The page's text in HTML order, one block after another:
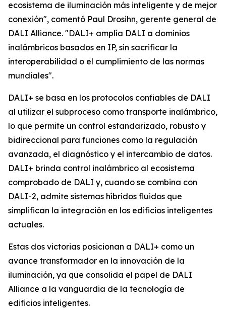
ecosistema de iluminación más inteligente y de mejor
conexión", comentó Paul Drosihn, gerente general de
DALI Alliance. "DALI+ amplía DALI a dominios
inalámbricos basados en IP, sin sacrificar la
interoperabilidad o el cumplimiento de las normas
mundiales".
DALI+ se basa en los protocolos confiables de DALI
al utilizar el subproceso como transporte inalámbrico,
lo que permite un control estandarizado, robusto y
bidireccional para funciones como la regulación
avanzada, el diagnóstico y el intercambio de datos.
DALI+ brinda control inalámbrico al ecosistema
comprobado de DALI y, cuando se combina con
DALI-2, admite sistemas híbridos fluidos que
simplifican la integración en los edificios inteligentes
actuales.
Estas dos victorias posicionan a DALI+ como un
avance transformador en la innovación de la
iluminación, ya que consolida el papel de DALI
Alliance a la vanguardia de la tecnología de
edificios inteligentes.